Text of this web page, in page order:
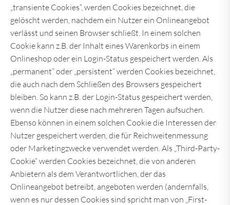
„transiente Cookies“, werden Cookies bezeichnet, die
gelöscht werden, nachdem ein Nutzer ein Onlineangebot
verlässt und seinen Browser schließt. In einem solchen
Cookie kann z.B. der Inhalt eines Warenkorbs in einem
Onlineshop oder ein Login-Status gespeichert werden. Als
„permanent“ oder „persistent“ werden Cookies bezeichnet,
die auch nach dem Schließen des Browsers gespeichert
bleiben. So kann z.B. der Login-Status gespeichert werden,
wenn die Nutzer diese nach mehreren Tagen aufsuchen.
Ebenso können in einem solchen Cookie die Interessen der
Nutzer gespeichert werden, die für Reichweitenmessung
oder Marketingzwecke verwendet werden. Als „Third-Party-
Cookie“ werden Cookies bezeichnet, die von anderen
Anbietern als dem Verantwortlichen, der das
Onlineangebot betreibt, angeboten werden (andernfalls,
wenn es nur dessen Cookies sind spricht man von „First-